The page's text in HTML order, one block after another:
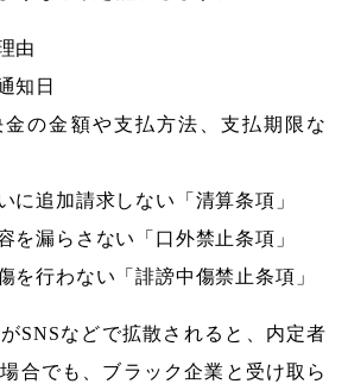
由
知日
の金額や支払方法、支払期限な
に追加請求しない「清算条項」
を漏らさない「口外禁止条項」
を行わない「誹謗中傷禁止条項」
SNSなどで拡散されると、内定者
合でも、ブラック企業と受け取ら